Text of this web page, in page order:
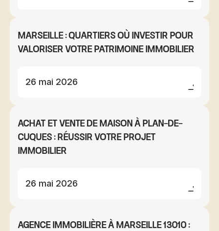
Marseille : quartiers où investir pour
valoriser votre patrimoine immobilier
26 mai 2026
Achat et vente de maison à Plan-de-
Cuques : réussir votre projet
immobilier
26 mai 2026
Agence immobilière à Marseille 13010 :